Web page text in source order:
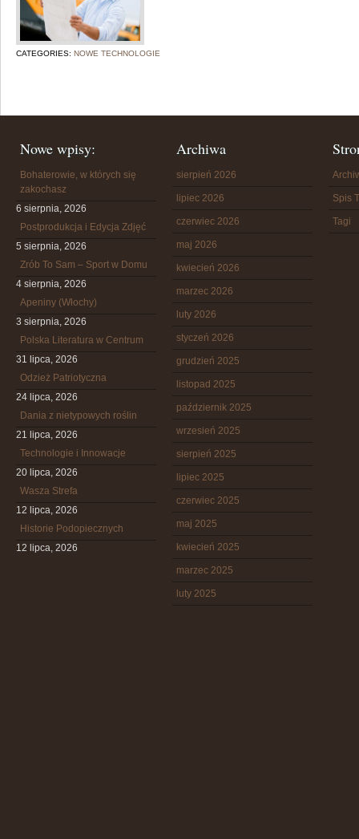
CATEGORIES: NOWE TECHNOLOGIE
Nowe wpisy:
Bohaterowie, w których się
zakochasz
6 sierpnia, 2026
Postprodukcja i Edycja Zdjęć
5 sierpnia, 2026
Zrób To Sam – Sport w Domu
4 sierpnia, 2026
Apeniny (Włochy)
3 sierpnia, 2026
Polska Literatura w Centrum
31 lipca, 2026
Odzież Patriotyczna
24 lipca, 2026
Dania z nietypowych roślin
21 lipca, 2026
Technologie i Innowacje
20 lipca, 2026
Wasza Strefa
12 lipca, 2026
Historie Podopiecznych
12 lipca, 2026
Archiwa
sierpień 2026
lipiec 2026
czerwiec 2026
maj 2026
kwiecień 2026
marzec 2026
luty 2026
styczeń 2026
grudzień 2025
listopad 2025
październik 2025
wrzesień 2025
sierpień 2025
lipiec 2025
czerwiec 2025
maj 2025
kwiecień 2025
marzec 2025
luty 2025
Spis
Tagi